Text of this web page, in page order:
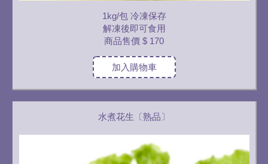
1kg/包 冷凍保存
解凍後即可食用
商品售價 $ 170
加入購物車
水煮花生〔熟品〕